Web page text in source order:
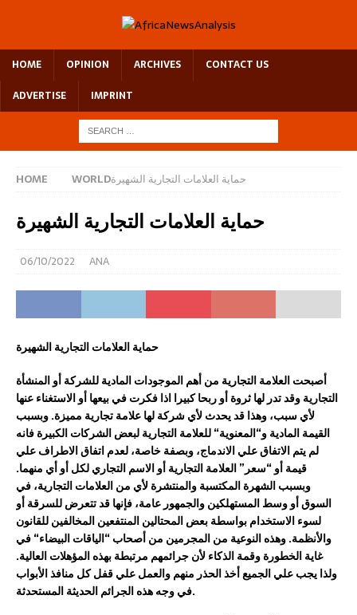
HOME OPINION ARCHIVES
CONTACT US
ADVERTISE
IMPRINT
HOME WORLDحماية العلامات التجارية الشهيرة
حماية العلامات التجارية الشهيرة
06/10/2022 ANA
حمايةالعلاماتالتجارية الشهيرة
أصبحتالعلامة التجارية من أهمالموجوداتالمادية للشركة أو المنشأة
التجارية وقد تدر لهاثروة أو ربحا كبيرا اذا فكرت في بيعهاأو الاستغناء عنها
لأي سبب، وهذا قد يحدث لأي شركةلها علامة تجارية مميزة. وبسبب
القيمة المادية و“المعنوية“للعلامةالتجاريةلبعض الشركات الكبيرةفانه
لم يتم الاتفاق علي الاندماج،وبصفة خاصة،لعدم اتفاق الاطرافعلي
قيمةأو “سعر”العلامة التجاريةأو الاسم التجاريلكلأو أي منهما.
وبسببالشهرة المكتسبةوالمنتشرةلأي من العلاماتالتجارية، في
السوقأووسط المستهلكينوالجمهور عامة،فإنها قد تتعرض للسرقة أو
لسوء الاستخدام بواسطةبعض المحتالين المنتفعين المخالفين للقانون
والأنظمة.وهذه النوعية من المجرمين من أصحاب“الياقات البيضاء“في
غاية الخطورةوقمة الذكاء لأن جرائمهم مرتبطة بهذه المؤهلاتالعالية.
ولذا يجبعلي الجميع أخذالحذر منهم والعمل عليقفل كل منافذ البواب
في وجه هذه الجرائم الحديثة المستحدثة.